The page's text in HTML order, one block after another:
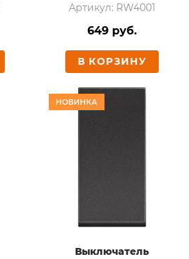
Артикул: RW4001
649 руб.
В КОРЗИНУ
НОВИНКА
Выключатель